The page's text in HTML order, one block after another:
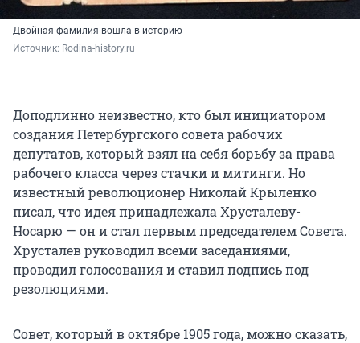
Двойная фамилия вошла в историю
Источник: Rodina-history.ru
Доподлинно неизвестно, кто был инициатором
создания Петербургского совета рабочих
депутатов, который взял на себя борьбу за права
рабочего класса через стачки и митинги. Но
известный революционер Николай Крыленко
писал, что идея принадлежала Хрусталеву-
Носарю — он и стал первым председателем Совета.
Хрусталев руководил всеми заседаниями,
проводил голосования и ставил подпись под
резолюциями.
Совет, который в октябре 1905 года, можно сказать,